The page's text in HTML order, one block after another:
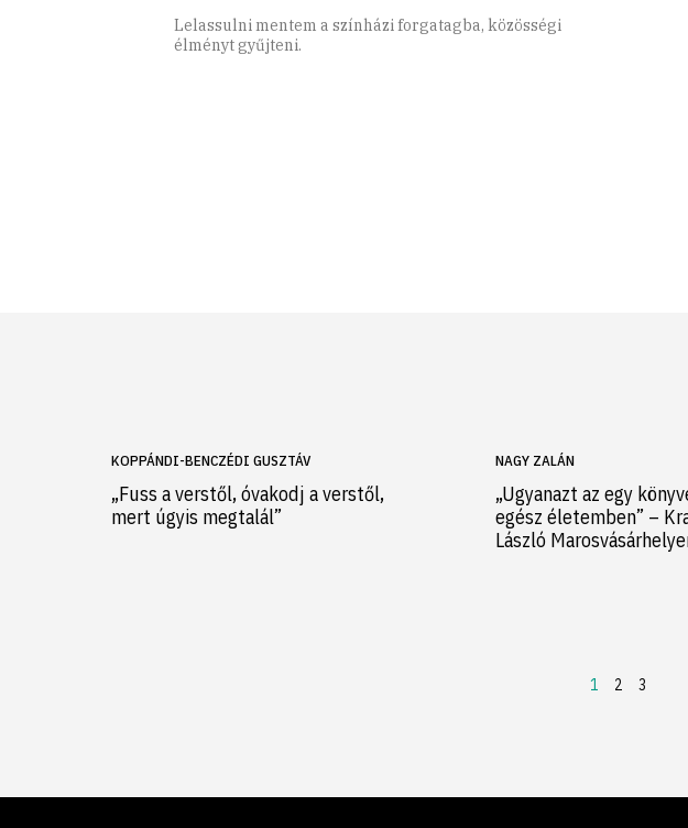
Lelassulni mentem a színházi forgatagba, közösségi
élményt gyűjteni.
KOPPÁNDI-BENCZÉDI GUSZTÁV
„Fuss a verstől, óvakodj a verstől,
mert úgyis megtalál”
NAGY ZALÁN
„Ugyanazt az egy
egész életemben” –
László
1 2 3